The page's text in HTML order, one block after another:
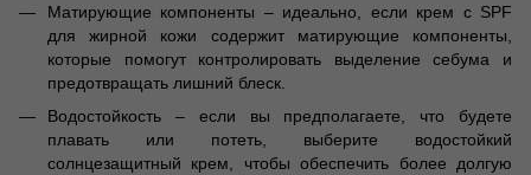
Матирующие компоненты – идеально, если крем с SPF
для жирной кожи содержит матирующие компоненты,
которые помогут контролировать выделение себума и
предотвращать лишний блеск.
Водостойкость – если вы предполагаете, что будете
плавать или потеть, выберите водостойкий
солнцезащитный крем, чтобы обеспечить более долгую